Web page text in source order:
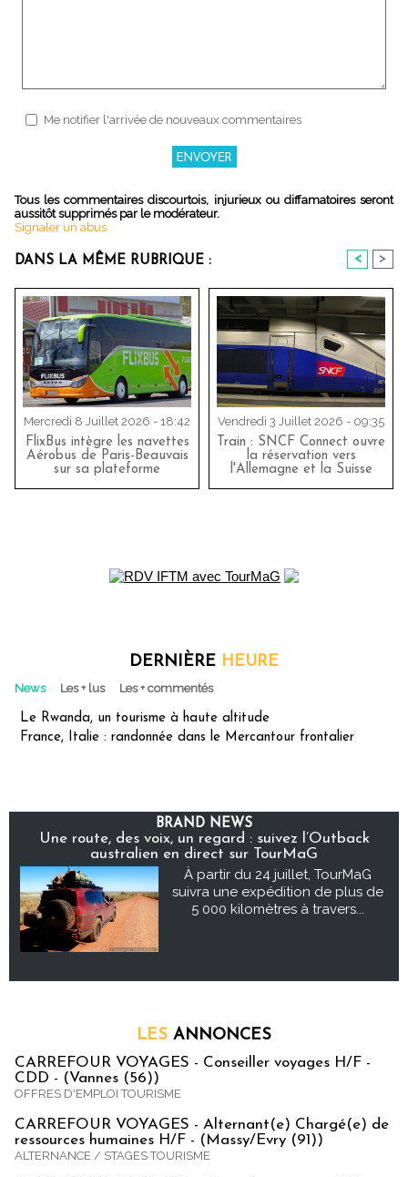
Me notifier l'arrivée de nouveaux commentaires
Tous les commentaires discourtois, injurieux ou diffamatoires seront
aussitôt supprimés par le modérateur.
Signaler un abus
DANS LA MÊME RUBRIQUE : < >
Mercredi 8 Juillet 2026 - 18:42
FlixBus intègre les navettes
Aérobus de Paris-Beauvais
sur sa plateforme
Vendredi 3 Juillet 2026 - 09:35
Train : SNCF Connect ouvre
la réservation vers
l'Allemagne et la Suisse
DERNIÈRE HEURE
News Les + lus Les + commentés
Le Rwanda, un tourisme à haute altitude
France, Italie : randonnée dans le Mercantour frontalier
BRAND NEWS
Une route, des voix, un regard : suivez l’Outback
australien en direct sur TourMaG
À partir du 24 juillet, TourMaG
suivra une expédition de plus de
5 000 kilomètres à travers...
LES ANNONCES
CARREFOUR VOYAGES - Conseiller voyages H/F -
CDD - (Vannes (56))
OFFRES D'EMPLOI TOURISME
CARREFOUR VOYAGES - Alternant(e) Chargé(e) de
ressources humaines H/F - (Massy/Evry (91))
ALTERNANCE / STAGES TOURISME